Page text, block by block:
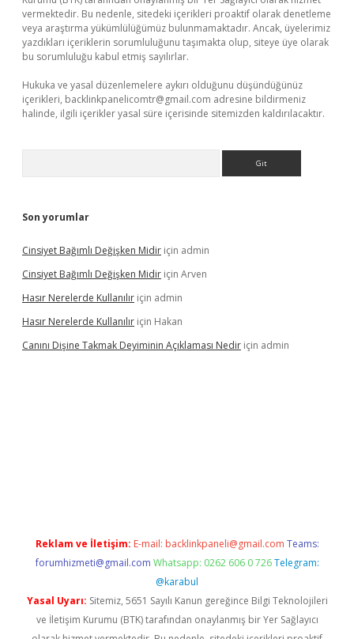
vermektedir. Bu nedenle, sitedeki içerikleri proaktif olarak denetleme
veya araştırma yükümlülüğümüz bulunmamaktadır. Ancak, üyelerimiz
yazdıkları içeriklerin sorumluluğunu taşımakta olup, siteye üye olarak
bu sorumluluğu kabul etmiş sayılırlar.
Hukuka ve yasal düzenlemelere aykırı olduğunu düşündüğünüz
içerikleri, backlinkpanelicomtr@gmail.com adresine bildirmeniz
halinde, ilgili içerikler yasal süre içerisinde sitemizden kaldırılacaktır.
Son yorumlar
Cinsiyet Bağımlı Değişken Midir için admin
Cinsiyet Bağımlı Değişken Midir için Arven
Hasır Nerelerde Kullanılır için admin
Hasır Nerelerde Kullanılır için Hakan
Canını Dişine Takmak Deyiminin Açıklaması Nedir için admin
Reklam ve İletişim: E-mail: backlinkpaneli@gmail.com Teams:
forumhizmeti@gmail.com Whatsapp: 0262 606 0 726 Telegram:
@karabul
Yasal Uyarı: Sitemiz, 5651 Sayılı Kanun gereğince Bilgi Teknolojileri
ve İletişim Kurumu (BTK) tarafından onaylanmış bir Yer Sağlayıcı